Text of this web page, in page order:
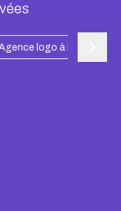
logo à Marseille